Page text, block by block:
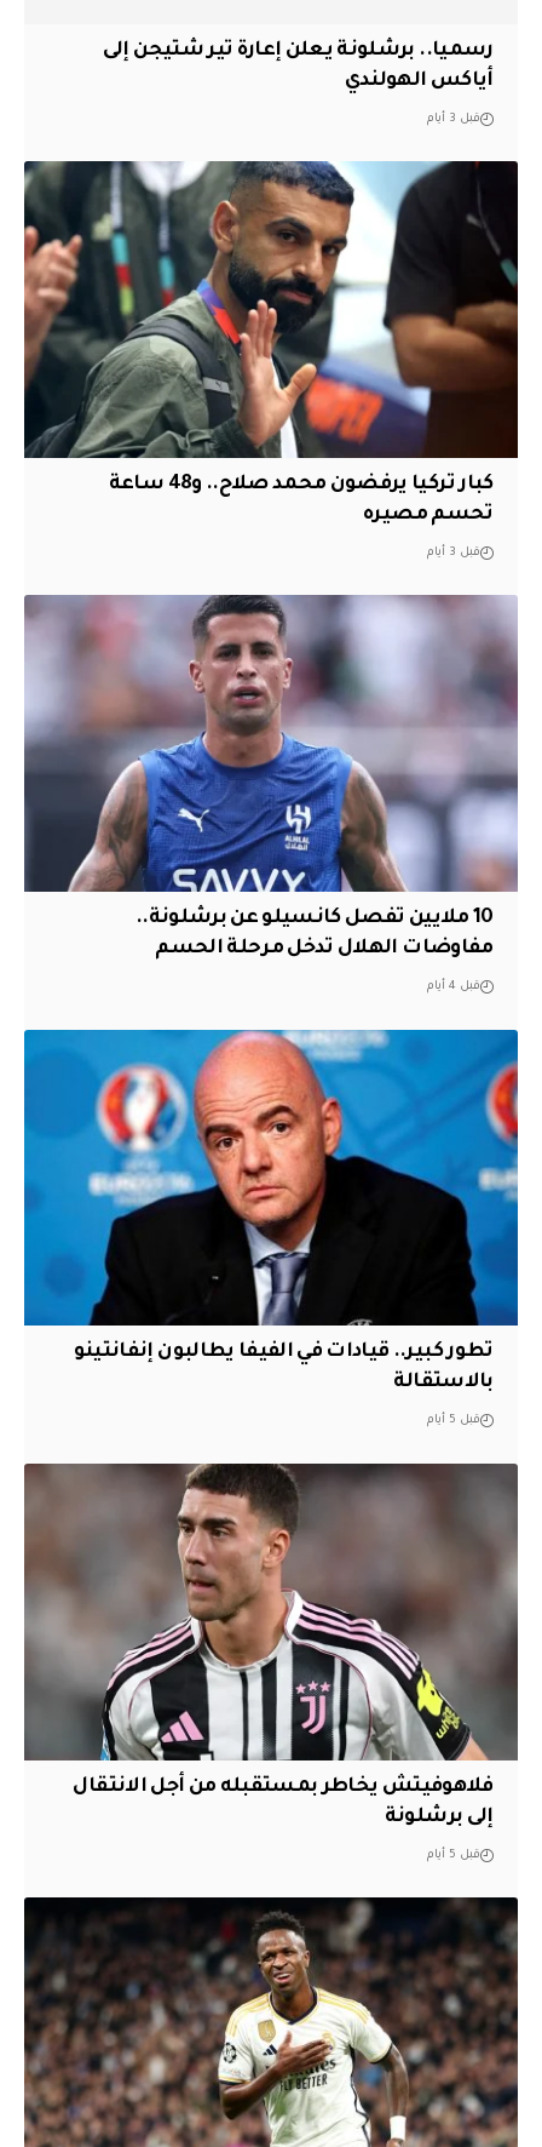
رسميا.. برشلونة يعلن إعارة تير شتيجن إلى
أياكس الهولندي
قبل 3 أيام
كبار تركيا يرفضون محمد صلاح.. و48 ساعة
تحسم مصيره
قبل 3 أيام
10 ملايين تفصل كانسيلو عن برشلونة..
مفاوضات الهلال تدخل مرحلة الحسم
قبل 4 أيام
تطور كبير.. قيادات في الفيفا يطالبون إنفانتينو
بالاستقالة
قبل 5 أيام
فلاهوفيتش يخاطر بمستقبله من أجل الانتقال
إلى برشلونة
قبل 5 أيام